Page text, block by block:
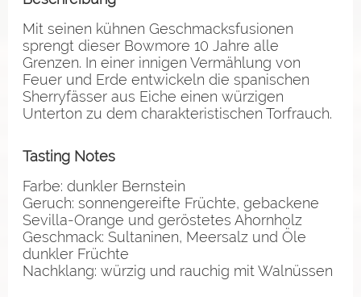
Mit seinen kühnen Geschmacksfusionen
sprengt dieser Bowmore 10 Jahre alle
Grenzen. In einer innigen Vermählung von
Feuer und Erde entwickeln die spanischen
Sherryfässer aus Eiche einen würzigen
Unterton zu dem charakteristischen Torfrauch.
Tasting Notes
Farbe: dunkler Bernstein
Geruch: sonnengereifte Früchte, gebackene
Sevilla-Orange und geröstetes Ahornholz
Geschmack: Sultaninen, Meersalz und Öle
dunkler Früchte
Nachklang: würzig und rauchig mit Walnüssen